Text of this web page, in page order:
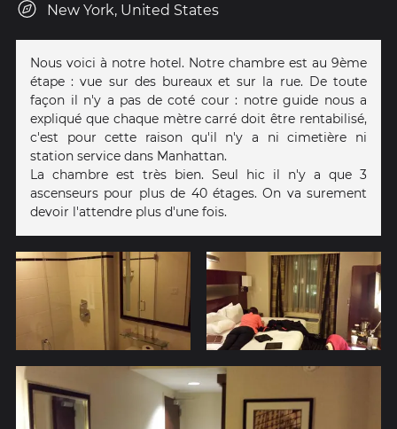
New York, United States
Nous voici à notre hotel. Notre chambre est au 9ème
étape : vue sur des bureaux et sur la rue. De toute
façon il n'y a pas de coté cour : notre guide nous a
expliqué que chaque mètre carré doit être rentabilisé,
c'est pour cette raison qu'il n'y a ni cimetière ni
station service dans Manhattan.
La chambre est très bien. Seul hic il n'y a que 3
ascenseurs pour plus de 40 étages. On va surement
devoir l'attendre plus d'une fois.